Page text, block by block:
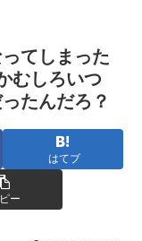
てしまった
むしろいつ
たんだろ？
はてブ
ー